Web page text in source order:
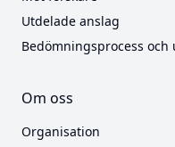
Utdelade anslag
Bedömningsprocess
Om oss
Organisation